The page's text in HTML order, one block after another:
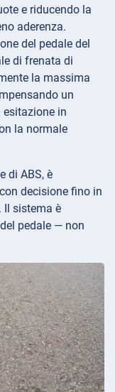
e riducendo la
aderenza.
del pedale del
di frenata di
la massima
un
in
la normale
di ABS, è
decisione fino in
Il sistema è
pedale — non